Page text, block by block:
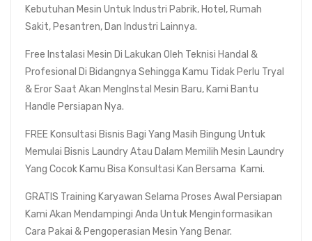
Kebutuhan Mesin Untuk Industri Pabrik, Hotel, Rumah
Sakit, Pesantren, Dan Industri Lainnya.
Free Instalasi Mesin Di Lakukan Oleh Teknisi Handal &
Profesional Di Bidangnya Sehingga Kamu Tidak Perlu Tryal
& Eror Saat Akan MengInstal Mesin Baru, Kami Bantu
Handle Persiapan Nya.
FREE Konsultasi Bisnis Bagi Yang Masih Bingung Untuk
Memulai Bisnis Laundry Atau Dalam Memilih Mesin Laundry
Yang Cocok Kamu Bisa Konsultasi Kan Bersama Kami.
GRATIS Training Karyawan Selama Proses Awal Persiapan
Kami Akan Mendampingi Anda Untuk Menginformasikan
Cara Pakai & Pengoperasian Mesin Yang Benar.